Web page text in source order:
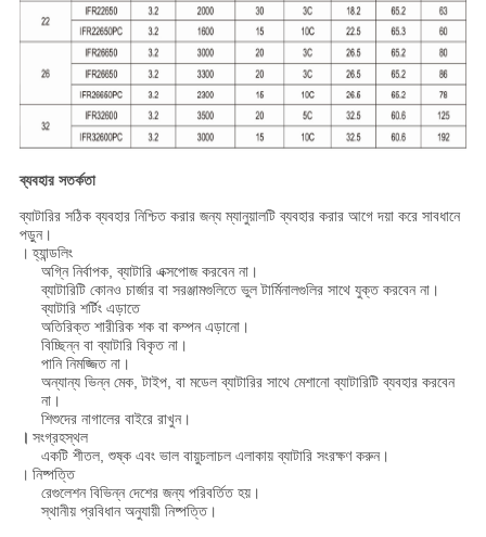
ব্যবহার সতর্কতা
ব্যাটারির সঠিক ব্যবহার নিশ্চিত করার জন্য ম্যানুয়ালটি ব্যবহার করার আগে দয়া করে সাবধানে
পড়ুন।
। হ্যান্ডলিং
অগ্নি নির্বাপক, ব্যাটারি এক্সপোজ করবেন না।
ব্যাটারিটি কোনও চার্জার বা সরঞ্জামগুলিতে ভুল টার্মিনালগুলির সাথে যুক্ত করবেন না।
ব্যাটারি শর্টিং এড়াতে
অতিরিক্ত শারীরিক শক বা কম্পন এড়ানো।
বিচ্ছিন্ন বা ব্যাটারি বিকৃত না।
পানি নিমজ্জিত না।
অন্যান্য ভিন্ন মেক, টাইপ, বা মডেল ব্যাটারির সাথে মেশানো ব্যাটারিটি ব্যবহার করবেন
না।
শিশুদের নাগালের বাইরে রাখুন।
। সংগ্রহস্থল
একটি শীতল, শুষ্ক এবং ভাল বায়ুচলাচল এলাকায় ব্যাটারি সংরক্ষণ করুন।
। নিষ্পত্তি
রেগুলেশন বিভিন্ন দেশের জন্য পরিবর্তিত হয়।
স্থানীয় প্রবিধান অনুযায়ী নিষ্পত্তি।